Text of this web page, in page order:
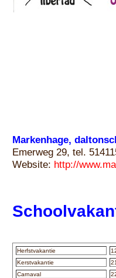
Markenhage,
Emerweg 29, tel.
Website: http://
Herfstvakantie
Kerstvakantie
Carnaval